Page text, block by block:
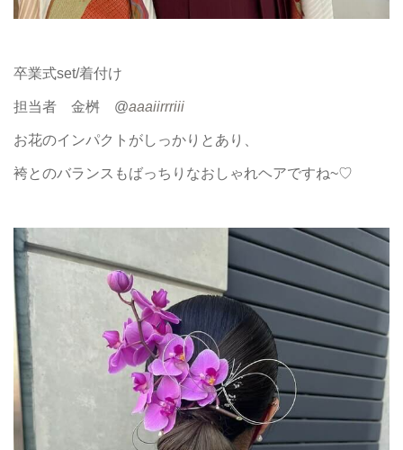
卒業式set/着付け
担当者 金桝 @aaaiirrriii
お花のインパクトがしっかりとあり、
袴とのバランスもばっちりなおしゃれヘアですね~♡